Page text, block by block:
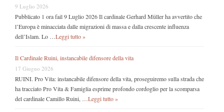
9 Luglio 2026
Pubblicato 1 ora fail 9 Luglio 2026 Il cardinale Gerhard Müller ha avvertito che
l’Europa è minacciata dalle migrazioni di massa e dalla crescente influenza
dell’Islam. Lo … Leggi tutto »
Il Cardinale Ruini, instancabile difensore della vita
17 Giugno 2026
RUINI. Pro Vita: instancabile difensore della vita, proseguiremo sulla strada che
ha tracciato Pro Vita & Famiglia esprime profondo cordoglio per la scomparsa
del cardinale Camillo Ruini, … Leggi tutto »